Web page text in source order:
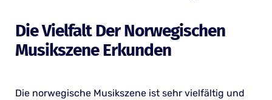
Die Vielfalt Der Norwegischen
Musikszene Erkunden
Die norwegische Musikszene ist sehr vielfältig und